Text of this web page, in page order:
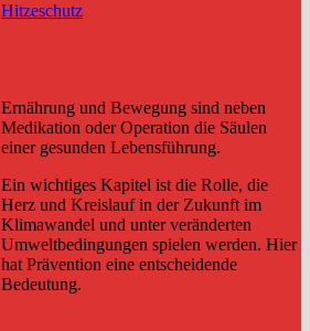
Hitzeschutz
Ernährung und Bewegung sind neben
Medikation oder Operation die Säulen
einer gesunden Lebensführung.
Ein wichtiges Kapitel ist die Rolle, die
Herz und Kreislauf in der Zukunft im
Klimawandel und unter veränderten
Umweltbedingungen spielen werden. Hier
hat Prävention eine entscheidende
Bedeutung.